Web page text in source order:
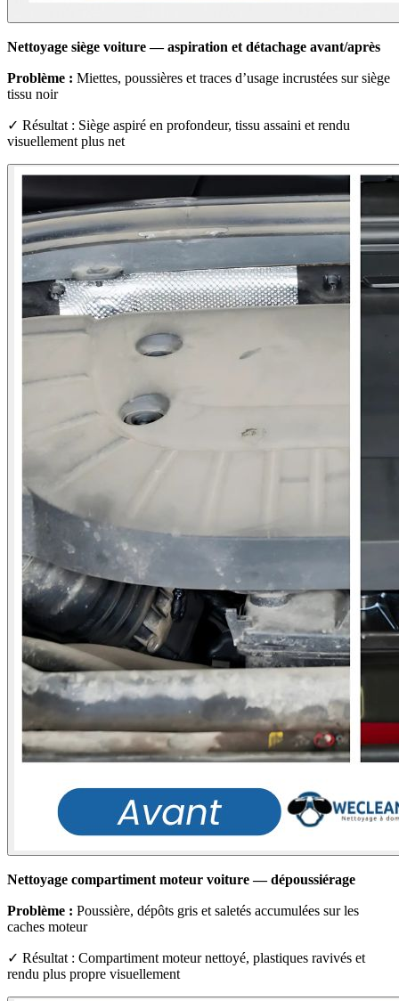
Nettoyage siège voiture — aspiration et détachage avant/après
Problème : Miettes, poussières et traces d’usage incrustées sur siège
tissu noir
✓ Résultat : Siège aspiré en profondeur, tissu assaini et rendu
visuellement plus net
Nettoyage compartiment moteur voiture — dépoussiérage
Problème : Poussière, dépôts gris et saletés accumulées sur les
caches moteur
✓ Résultat : Compartiment moteur nettoyé, plastiques ravivés et
rendu plus propre visuellement